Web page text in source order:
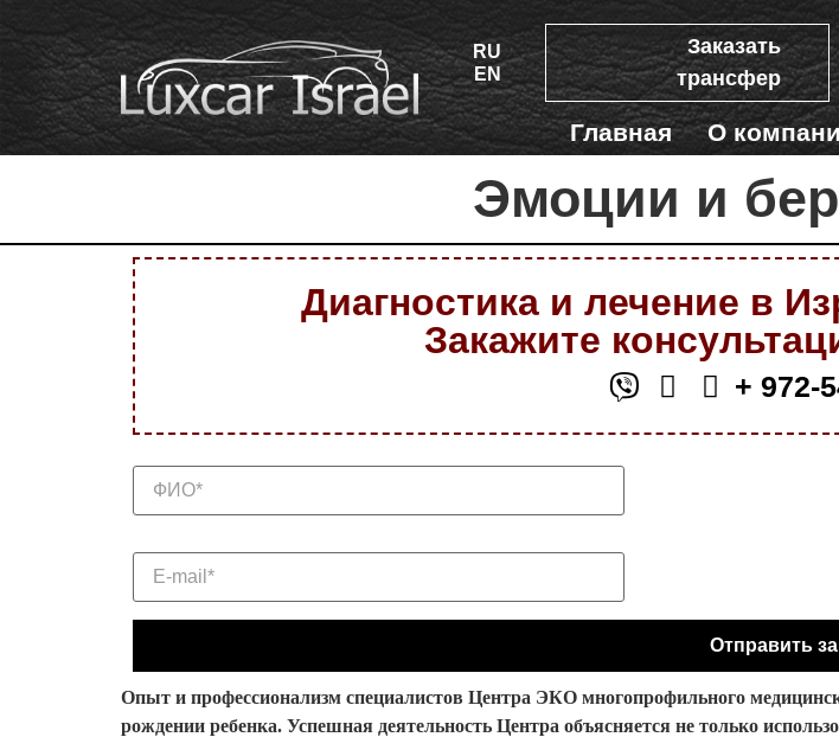
RU
EN
Заказать
трансфер
Главная О
Эмоции и
Диагностика и лечение в
Закажите
+ 972-
Опыт и профессионализм специалистов Центра ЭКО многопрофильного
рождении ребенка. Успешная деятельность Центра объясняется не только